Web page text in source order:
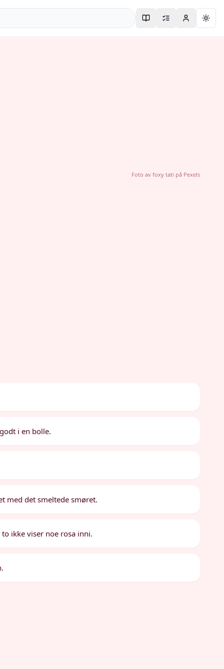
Foto av foxy tati på Pexels
i en bolle.
med det smeltede smøret.
ikke viser noe rosa inni.